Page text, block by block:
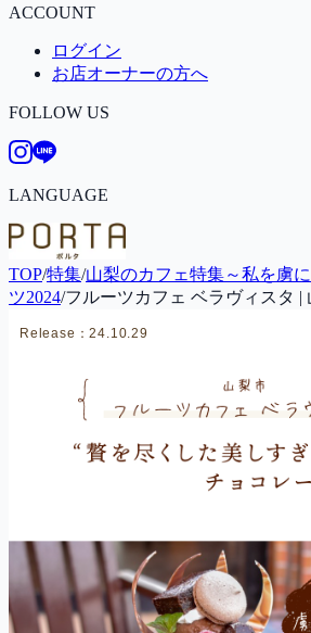
ACCOUNT
ログイン
お店オーナーの方へ
FOLLOW US
LANGUAGE
TOP/特集/山梨のカフェ特集～私を虜
ツ2024/フルーツカフェ ベラヴィスタ |